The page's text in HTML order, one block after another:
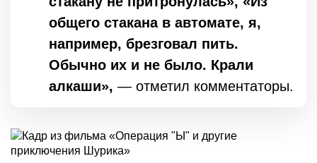
общего стакана в автомате, я,
например, брезговал пить.
Обычно их и не было. Крали
алкаши», — отметил комментаторы.